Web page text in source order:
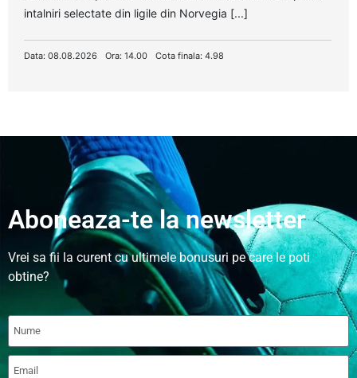
intalniri selectate din ligile din Norvegia [...]
Data: 08.08.2026 Ora: 14.00 Cota finala: 4.98
Aboneaza-te la newsletter
Vrei sa fii la curent cu ultimele bonusuri pe care le poti
obtine?